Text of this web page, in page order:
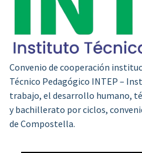
Convenio de cooperación
Técnico Pedagógico INTEP –
trabajo, el desarrollo humano,
y bachillerato por ciclos,
de Compostella.